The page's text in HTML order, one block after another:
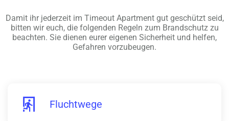
Damit ihr jederzeit im Timeout Apartment gut geschützt seid,
bitten wir euch, die folgenden Regeln zum Brandschutz zu
beachten. Sie dienen eurer eigenen Sicherheit und helfen,
Gefahren vorzubeugen.
Fluchtwege